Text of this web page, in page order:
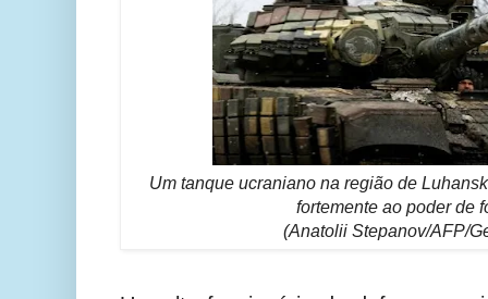
Um tanque ucraniano na região de
fortemente ao poder de
(Anatolii Stepanov/AFP/